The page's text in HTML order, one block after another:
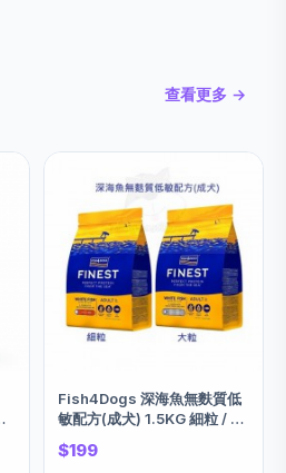
查看更多 →
Fish4Dogs 深海魚無麩質低
敏配方(成犬) 1.5KG 細粒 / 大
粒
$199